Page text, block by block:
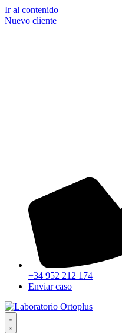
Ir al contenido
Nuevo cliente
+34 952 212 174
Enviar caso